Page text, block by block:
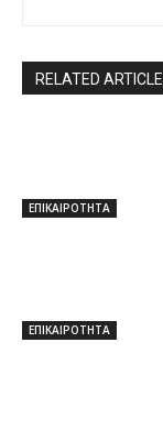
RELATED
ΕΠΙΚΑΙΡΟΤΗΤΑ
ΕΠΙΚΑΙΡΟΤΗΤΑ